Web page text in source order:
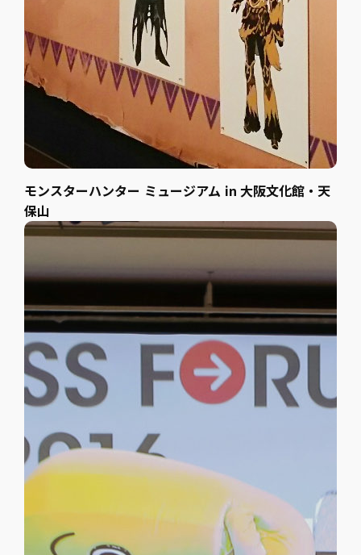
モンスターハンター ミュージアム in 大阪文化館・天
保山